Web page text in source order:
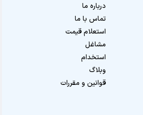
درباره ما
تماس با ما
استعلام قیمت
مشاغل
استخدام
وبلاگ
قوانین و مقررات